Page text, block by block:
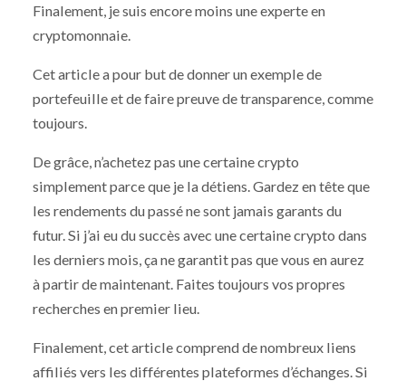
Finalement, je suis encore moins une experte en
cryptomonnaie.
Cet article a pour but de donner un exemple de
portefeuille et de faire preuve de transparence, comme
toujours.
De grâce, n’achetez pas une certaine crypto
simplement parce que je la détiens. Gardez en tête que
les rendements du passé ne sont jamais garants du
futur. Si j’ai eu du succès avec une certaine crypto dans
les derniers mois, ça ne garantit pas que vous en aurez
à partir de maintenant. Faites toujours vos propres
recherches en premier lieu.
Finalement, cet article comprend de nombreux liens
affiliés vers les différentes plateformes d’échanges. Si